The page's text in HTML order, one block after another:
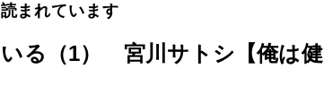
まれています
る（1） 宮川サトシ【俺は健